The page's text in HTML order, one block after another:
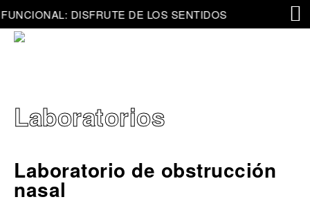
DISFRUTE DE LOS SENTIDOS
Laboratorios
Laboratorio de obstrucción
nasal